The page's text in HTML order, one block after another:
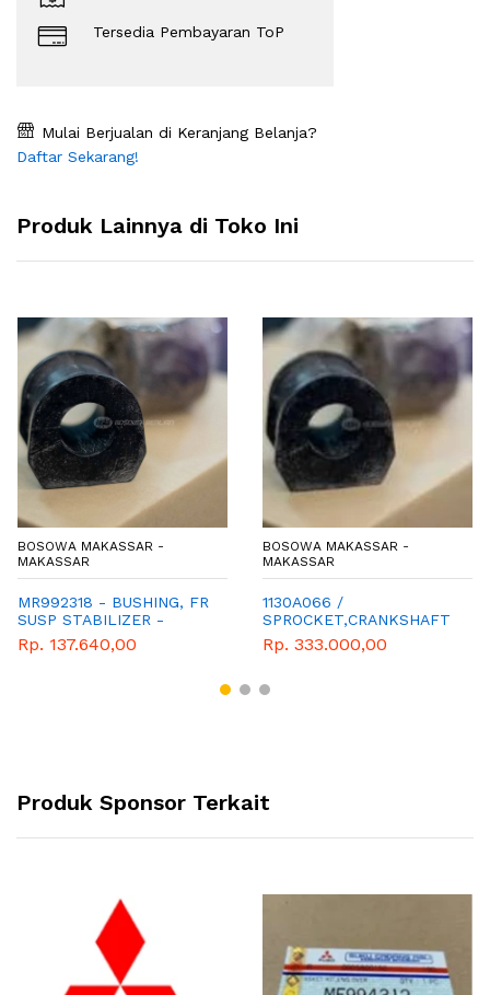
Tersedia Pembayaran ToP
Mulai Berjualan di Keranjang Belanja?
Daftar Sekarang!
Produk Lainnya di Toko Ini
BOSOWA MAKASSAR -
MAKASSAR
MR992318 - BUSHING, FR
SUSP STABILIZER -
SPAREPART MITSUBISHI
L200
Rp. 137.640,00
BOSOWA MAKASSAR -
MAKASSAR
1130A066 /
SPROCKET,CRANKSHAFT
CAMSHAFT
Rp. 333.000,00
Produk Sponsor Terkait